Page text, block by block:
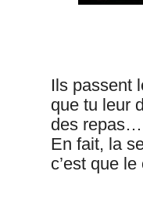
Ils passent
que tu leur
des repas…
En fait, la
c’est que